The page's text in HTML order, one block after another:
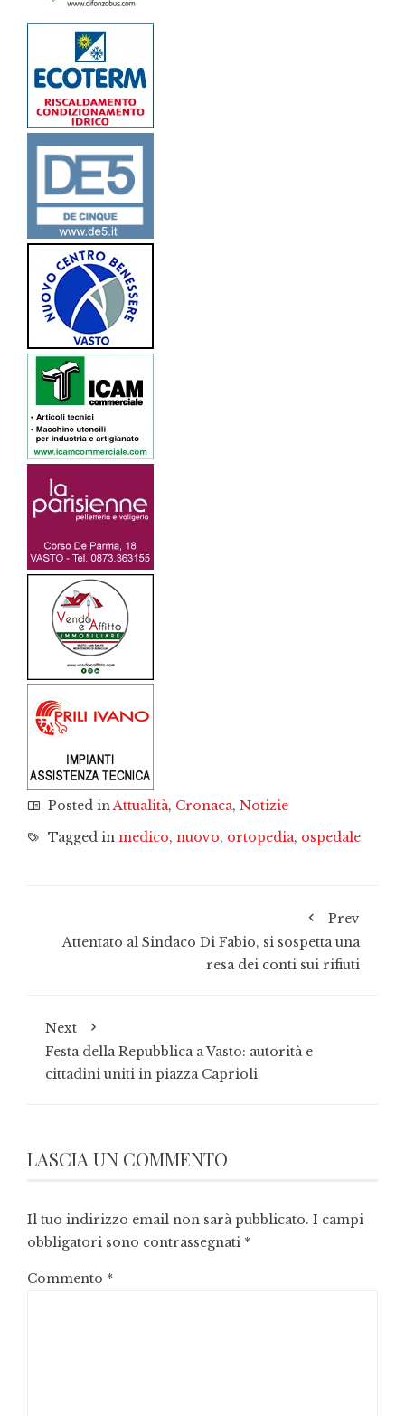
Posted inAttualità, Cronaca, Notizie
Tagged in medico, nuovo, ortopedia, ospedale
Prev
Attentato al Sindaco Di Fabio, si sospetta una
resa dei conti sui rifiuti
Next
Festa della Repubblica a Vasto: autorità e
cittadini uniti in piazza Caprioli
LASCIA UN COMMENTO
Il tuo indirizzo email non sarà pubblicato. I campi
obbligatori sono contrassegnati *
Commento *